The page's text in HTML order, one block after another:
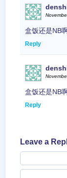
盒饭还是NB
Reply
盒饭还是NB
Reply
Leave a